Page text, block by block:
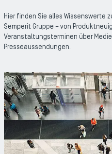
Hier finden Sie alles Wissenswerte
Semperit Gruppe – von
Veranstaltungsterminen über
Presseaussendungen.